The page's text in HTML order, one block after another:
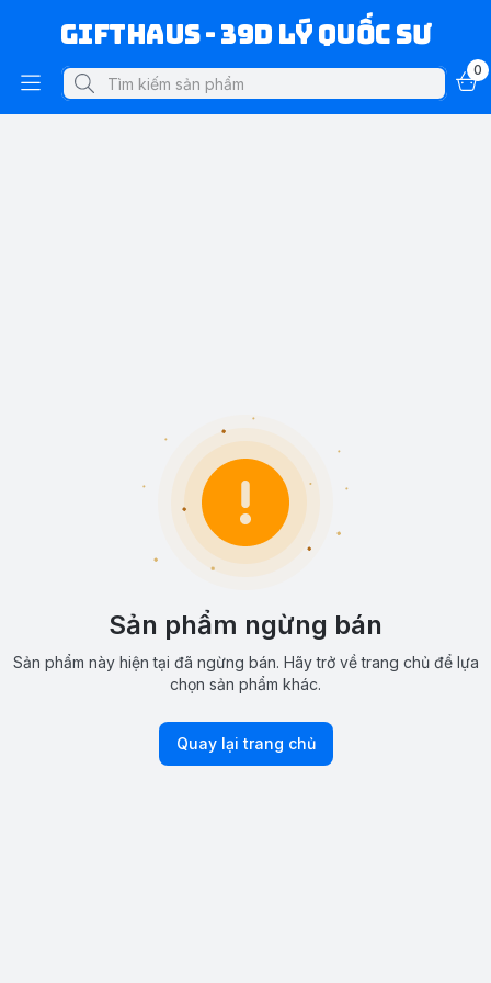
Gifthaus - 39D Lý Quốc Sư
0
Sản phẩm ngừng bán
Sản phẩm này hiện tại đã ngừng bán. Hãy trở về trang chủ để lựa
chọn sản phẩm khác.
Quay lại trang chủ